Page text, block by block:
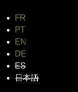
FR
PT
EN
DE
ES
日本語